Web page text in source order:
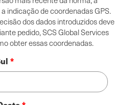
a indicação de coordenadas GPS.
dos dados introduzidos deve
pedido, SCS Global Services
obter essas coordenadas.